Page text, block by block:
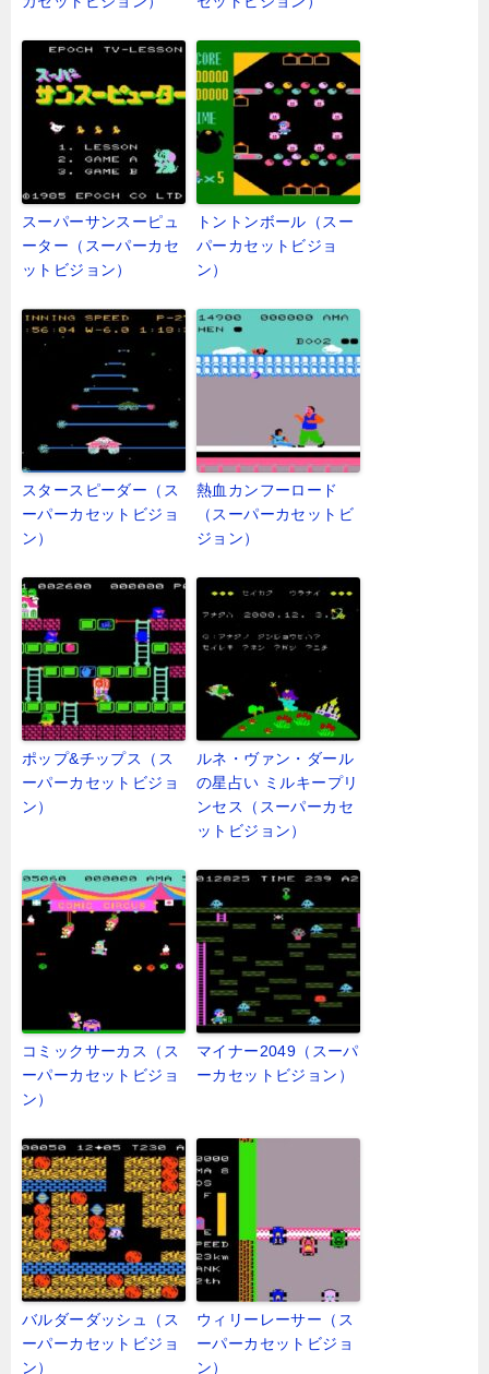
スーパーサンスーピュ
ーター（スーパーカセ
ットビジョン）
トントンボール（スー
パーカセットビジョ
ン）
スタースピーダー（ス
ーパーカセットビジョ
ン）
熱血カンフーロード
（スーパーカセットビ
ジョン）
ポップ&チップス（ス
ーパーカセットビジョ
ン）
ルネ・ヴァン・ダール
の星占い ミルキープリ
ンセス（スーパーカセ
ットビジョン）
コミックサーカス（ス
ーパーカセットビジョ
ン）
マイナー2049（スーパ
ーカセットビジョン）
バルダーダッシュ（ス
ーパーカセットビジョ
ン）
ウィリーレーサー（ス
ーパーカセットビジョ
ン）